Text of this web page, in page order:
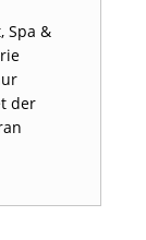
Spa &
der